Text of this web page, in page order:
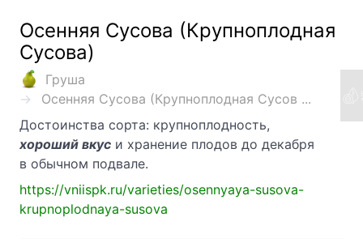
Осенняя Сусова (Крупноплодная
Сусова)
Груша
Осенняя Сусова (Крупноплодная Сусов ...
Достоинства сорта: крупноплодность,
хороший вкус и хранение плодов до декабря
в обычном подвале.
https://vniispk.ru/varieties/osennyaya-susova-
krupnoplodnaya-susova